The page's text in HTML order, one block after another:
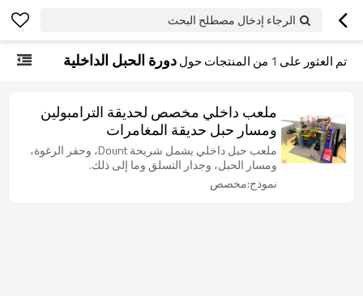
الرجاء إدخال مصطلح البحث
تم العثور على 1 من المنتجات حولدورة الحبل الداخلية
ملعب داخلي مخصص لحديقة الترامبولين
ومسار حبل حديقة المغامرات
ملعب حبل داخلي يشمل شريحة Dount، وحفر الرغوة،
ومسار الحبل، وجدار التسلق وما إلى ذلك.
نموذج:مخصص